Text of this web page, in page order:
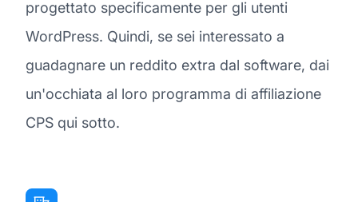
progettato specificamente per gli utenti
WordPress. Quindi, se sei interessato a
guadagnare un reddito extra dal software, dai
un'occhiata al loro programma di affiliazione
CPS qui sotto.